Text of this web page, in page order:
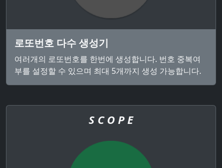
로또번호 다수 생성기
여러개의 로또번호를 한번에 생성합니다. 번호 중복여
부를 설정할 수 있으며 최대 5개까지 생성 가능합니다.
S C O P E